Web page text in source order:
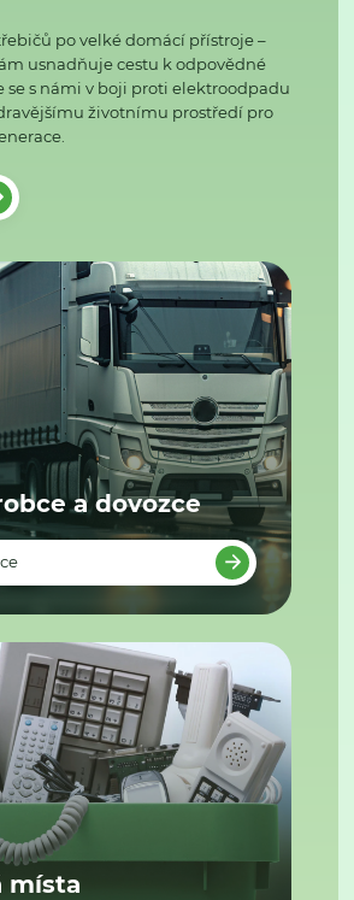
po velké domácí přístroje –
usnadňuje cestu k odpovědné
se s námi v boji proti elektroodpadu
životnímu prostředí pro
a dovozce
místa